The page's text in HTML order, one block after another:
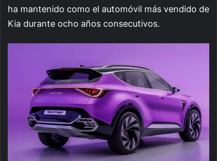
ha mantenido como el automóvil más vendido de
Kia durante ocho años consecutivos.